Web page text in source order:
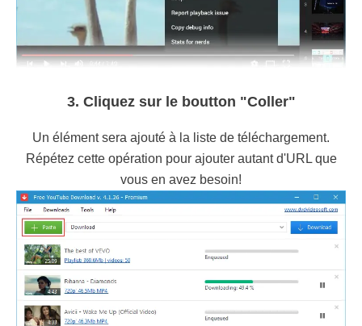
3. Cliquez sur le boutton "Coller"
Un élément sera ajouté à la liste de téléchargement.
Répétez cette opération pour ajouter autant d'URL que
vous en avez besoin!